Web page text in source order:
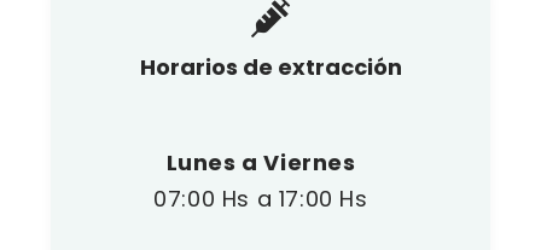
Horarios de extracción
Lunes a Viernes
07:00 Hs a 17:00 Hs